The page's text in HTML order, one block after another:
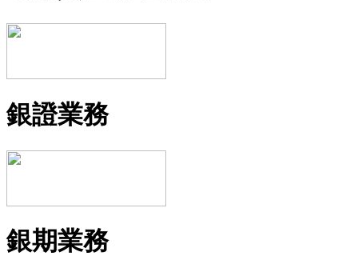
銀證業務
銀期業務